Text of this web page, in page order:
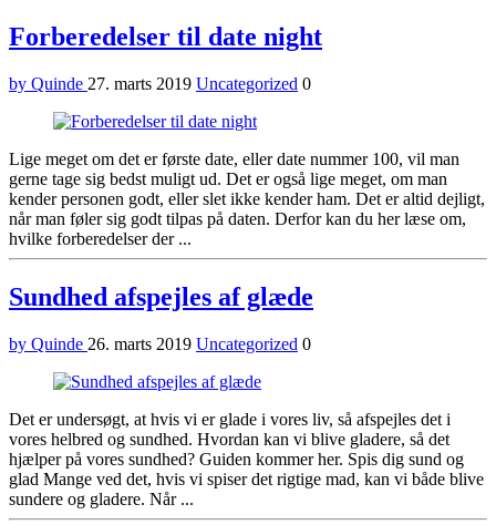
Forberedelser til date night
by Quinde 27. marts 2019 Uncategorized 0
Lige meget om det er første date, eller date nummer 100, vil man
gerne tage sig bedst muligt ud. Det er også lige meget, om man
kender personen godt, eller slet ikke kender ham. Det er altid dejligt,
når man føler sig godt tilpas på daten. Derfor kan du her læse om,
hvilke forberedelser der ...
Sundhed afspejles af glæde
by Quinde 26. marts 2019 Uncategorized 0
Det er undersøgt, at hvis vi er glade i vores liv, så afspejles det i
vores helbred og sundhed. Hvordan kan vi blive gladere, så det
hjælper på vores sundhed? Guiden kommer her. Spis dig sund og
glad Mange ved det, hvis vi spiser det rigtige mad, kan vi både blive
sundere og gladere. Når ...